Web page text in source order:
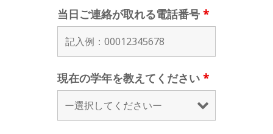
当日ご連絡が取れる電話番号 *
現在の学年を教えてください *